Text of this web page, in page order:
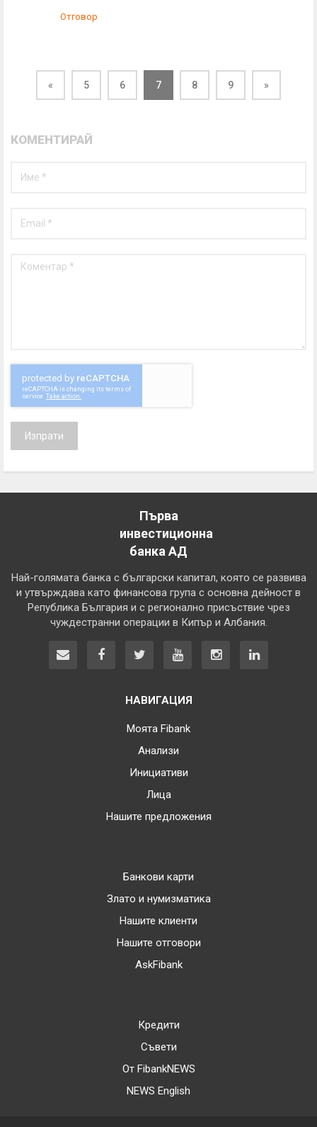
Отговор
« 5 6 7 8 9 »
КОМЕНТИРАЙ
Изпрати
Първа
инвестиционна
банка АД
Най-голямата банка с български капитал, която се развива
и утвърждава като финансова група с основна дейност в
Република България и с регионално присъствие чрез
чуждестранни операции в Кипър и Албания.
НАВИГАЦИЯ
Моята Fibank
Анализи
Инициативи
Лица
Нашите предложения
Банкови карти
Злато и нумизматика
Нашите клиенти
Нашите отговори
AskFibank
Кредити
Съвети
От FibankNEWS
NEWS English